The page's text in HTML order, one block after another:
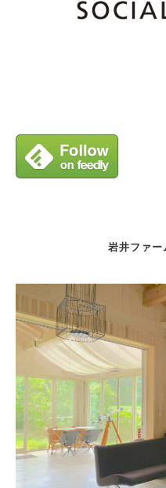
岩井ファー